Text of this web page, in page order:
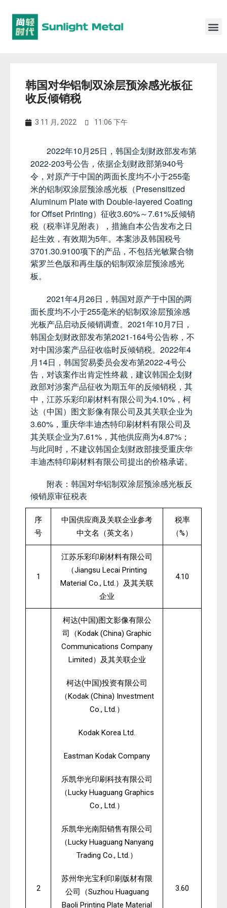
韩国对华铝制双涂层预涂感光板征
收反倾销税
3 11 月, 2022 11:06 下午
2022年10月 25日，韩国企划财政部发布第
2022-203号公告，依据企划财政部第940号
令，对原产于中国的两面长度均不小于255毫
米的铝制双涂层预涂感光板（Presensitized
Aluminum Plate with Double-layered Coating
for Offset Printing）征收3.60%～7.61%反倾销
税（税率详见附表），措施自本公告发布之日
起生效，有效期为5年。本案涉及韩国税号
3701.30.9100项下的产品，不包括光敏聚合物
紫罗兰色版和再生版的铝制双涂层预涂感光
板。
2021年4月 26日，韩国对原产于中国的两
面长度均不小于255毫米的铝制双涂层预涂感
光板产品启动反倾销调查。 2021年10月 7日，
韩国企划财政部发布第2021-164号公告称，不
对中国涉案产品征收临时反倾销税。 2022年4
月 14日，韩国贸易委员会发布第2022-4号公
告，对该案作出肯定性终裁，建议韩国企划财
政部对涉案产品征收为期五年的反倾销税，其
中，江苏乐彩印刷材料有限公司为4.10% ，柯
达（中国）图文影像有限公司及其关联企业为
3.60% ，重庆华丰迪杰特印刷材料有限公司及
其关联企业为7.61% ，其他供应商为4.87% ；
与此同时，不建议韩国企划财政部接受重庆华
丰迪杰特印刷材料有限公司提出的价格承诺。
附表：韩国对华铝制双涂层预涂感光板反
倾销原审征税表
序
号
中国供应商及关联企业参考
中文名（英文名）
税率
（%）
1
江苏乐彩印刷材料有限公司
（Jiangsu Lecai Printing
Material Co., Ltd.）及其关联
企业
4.10
2
柯达(中国) 图文影像有限公
司（ Kodak (China) Graphic
Communications Company
Limited ）及其关联企业
3.60
柯达(中国)投资有限公司
（ Kodak (China) Investment
Co., Ltd.）
Kodak Korea Ltd.
Eastman Kodak Company
乐凯华光印刷科技有限公司
（ Lucky Huaguang Graphics
Co., Ltd.）
乐凯华光南阳销售有限公司
（ Lucky Huaguang Nanyang
Trading Co., Ltd.）
苏州华光宝利印刷版材有限
公司（Suzhou Huaguang
Baoli Printing Plate Material